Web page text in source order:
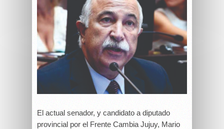
El actual senador, y candidato a diputado
provincial por el Frente Cambia Jujuy, Mario